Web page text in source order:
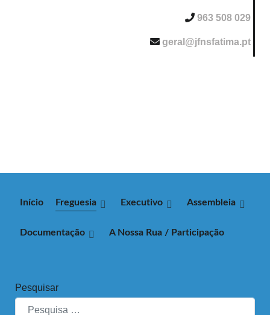
963 508 029
geral@jfnsfatima.pt
Início Freguesia Executivo Assembleia
Documentação A Nossa Rua / Participação
Pesquisar